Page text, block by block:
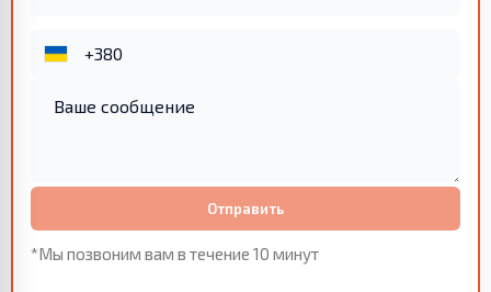
Отправить
*Мы позвоним вам в течение 10 минут